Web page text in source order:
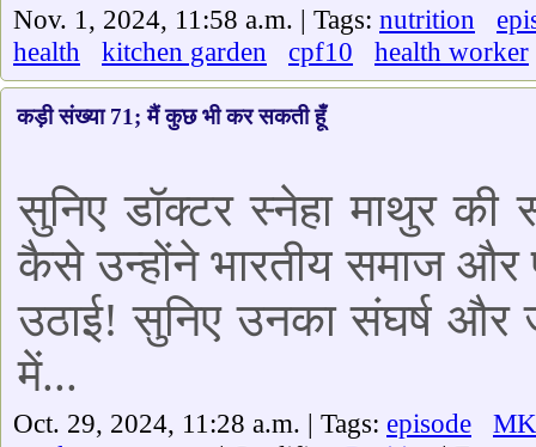
Nov. 1, 2024, 11:58 a.m. | Tags: nutrition
health
kitchen garden cpf10 health worker
कड़ी संख्या 71; मैं कुछ भी कर सकती हूँ
सुनिए डॉक्टर स्नेहा माथुर
कैसे उन्होंने भारतीय समाज और
उठाई! सुनिए उनका संघर्ष और
में...
Oct. 29, 2024, 11:28 a.m. | Tags: episode